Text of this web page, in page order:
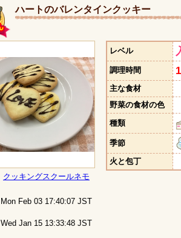
ハートのバレンタインクッキー
クッキングスクールネモ
Mon Feb 03 17:40:07 JST
Wed Jan 15 13:33:48 JST
レベル
調理時間
主な食材
野菜の食材の色
種類
季節
火と包丁